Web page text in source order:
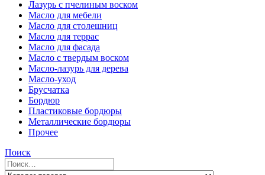
Лазурь с пчелиным воском
Масло для мебели
Масло для столешниц
Масло для террас
Масло для фасада
Масло с твердым воском
Масло-лазурь для дерева
Масло-уход
Брусчатка
Бордюр
Пластиковые бордюры
Металлические бордюры
Прочее
Поиск